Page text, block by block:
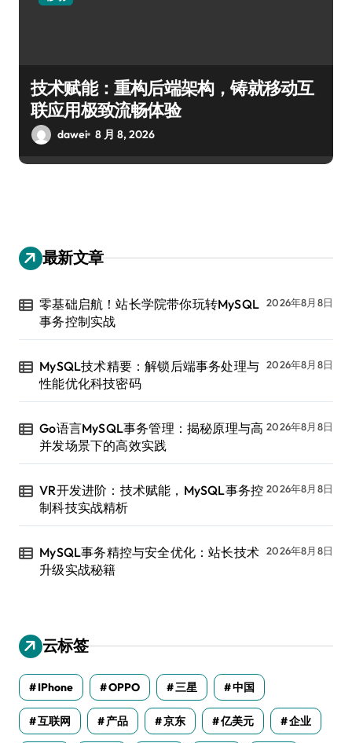
技术赋能：重构后端架构，铸就移动互
联应用极致流畅体验
dawei 8 月 8, 2026
最新文章
零基础启航！站长学院带你玩转MySQL
事务控制实战
2026年8月8日
MySQL技术精要：解锁后端事务处理与
性能优化科技密码
2026年8月8日
Go语言MySQL事务管理：揭秘原理与高
并发场景下的高效实践
2026年8月8日
VR开发进阶：技术赋能，MySQL事务控
制科技实战精析
2026年8月8日
MySQL事务精控与安全优化：站长技术
升级实战秘籍
2026年8月8日
云标签
IPhone OPPO 三星 中国
互联网 产品 京东 亿美元 企业